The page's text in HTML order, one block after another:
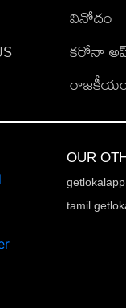
వినోదం
కరోనా
OUR